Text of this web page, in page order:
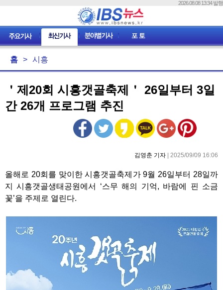
2026.08.08 13:34 발행
홈 > 시흥
＇제20회 시흥갯골축제＇ 26일부터 3일
간 26개 프로그램 추진
김영춘 기자 | 2025/09/09 16:06
올해로 20회를 맞이한 시흥갯골축제가 9월 26일부터 28일까
지 시흥갯골생태공원에서 ‘스무 해의 기억, 바람에 핀 소금
꽃’을 주제로 열린다.